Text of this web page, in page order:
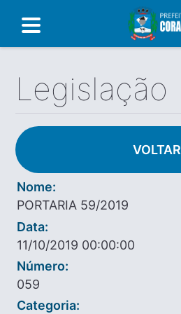
Legislação
VOLTAR
Nome:
PORTARIA 59/2019
Data:
11/10/2019 00:00:00
Número:
059
Categoria: